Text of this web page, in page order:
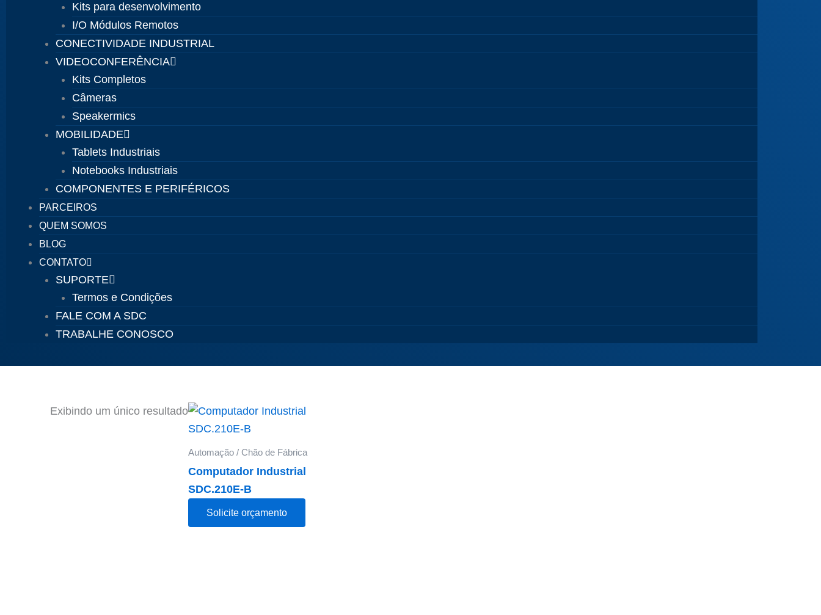
Kits para desenvolvimento
I/O Módulos Remotos
CONECTIVIDADE INDUSTRIAL
VIDEOCONFERÊNCIA
Kits Completos
Câmeras
Speakermics
MOBILIDADE
Tablets Industriais
Notebooks Industriais
COMPONENTES E PERIFÉRICOS
PARCEIROS
QUEM SOMOS
BLOG
CONTATO
SUPORTE
Termos e Condições
FALE COM A SDC
TRABALHE CONOSCO
Exibindo um único resultado
Automação / Chão de Fábrica
Computador Industrial
SDC.210E-B
Solicite orçamento